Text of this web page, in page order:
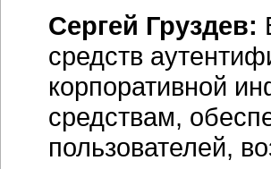
Сергей Груздев:
средств
корпоративной
средствам,
пользователей,